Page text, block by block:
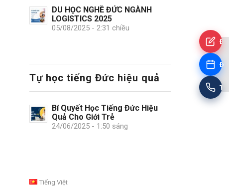
DU HỌC NGHỀ ĐỨC NGÀNH
LOGISTICS 2025
05/08/2025 - 2:31 chiều
Tự học tiếng Đức hiệu quả
Bí Quyết Học Tiếng Đức Hiệu
Quả Cho Giới Trẻ
24/06/2025 - 1:50 sáng
Tiếng Việt
Tư